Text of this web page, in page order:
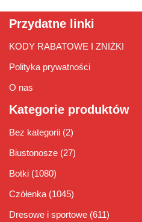
Przydatne linki
KODY RABATOWE I ZNIŻKI
Polityka prywatności
O nas
Kategorie produktów
Bez kategorii (2)
Biustonosze (27)
Botki (1080)
Czółenka (1045)
Dresowe i sportowe (611)